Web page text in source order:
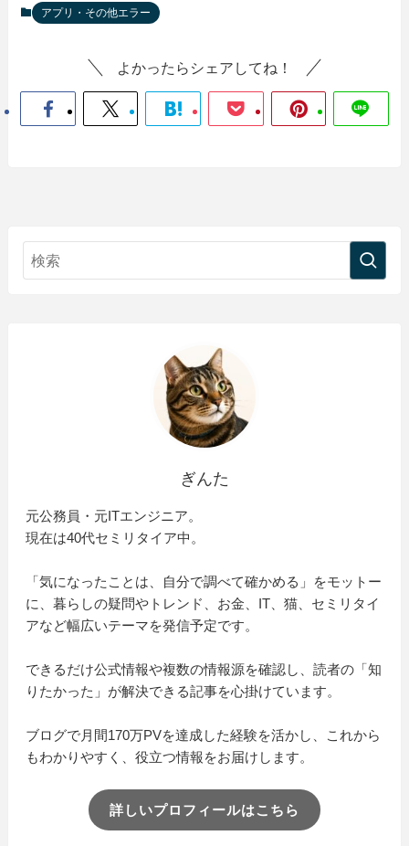
アプリ・その他エラー
よかったらシェアしてね！
ぎんた
元公務員・元ITエンジニア。
現在は40代セミリタイア中。
「気になったことは、自分で調べて確かめる」をモットー
に、暮らしの疑問やトレンド、お金、IT、猫、セミリタイ
アなど幅広いテーマを発信予定です。
できるだけ公式情報や複数の情報源を確認し、読者の「知
りたかった」が解決できる記事を心掛けています。
ブログで月間170万PVを達成した経験を活かし、これから
もわかりやすく、役立つ情報をお届けします。
詳しいプロフィールはこちら